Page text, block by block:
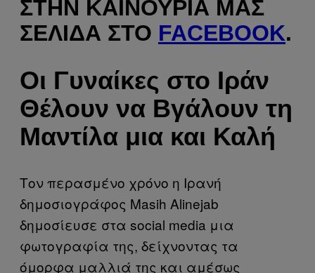
ΣΤΗΝ ΚΑΙΝΟΎΡΙΑ ΜΑΣ
ΣΕΛΊΔΑ ΣΤΟ FACEBOOK.
Οι Γυναίκες στο Ιράν
Θέλουν να Βγάλουν τη
Μαντίλα μια και Καλή
Τον περασμένο χρόνο η Ιρανή
δημοσιογράφος Masih Alinejab
δημοσίευσε στα social media μια
φωτογραφία της, δείχνοντας τα
όμορφα μαλλιά της και αμέσως